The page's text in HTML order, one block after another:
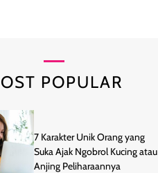
POPULAR
7 Karakter Unik Orang yang
Suka Ajak Ngobrol Kucing atau
Anjing Peliharaannya